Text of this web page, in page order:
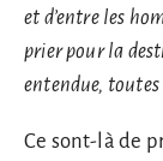
et d’entre les
prier pour la
entendue,
Ce sont-là de